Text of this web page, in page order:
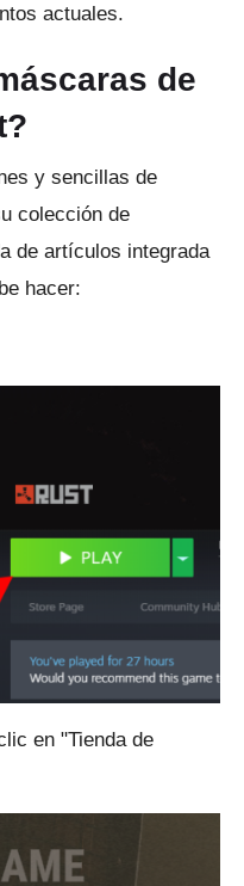
actuales.
de
y sencillas de
colección de
de artículos integrada
hacer:
en "Tienda de